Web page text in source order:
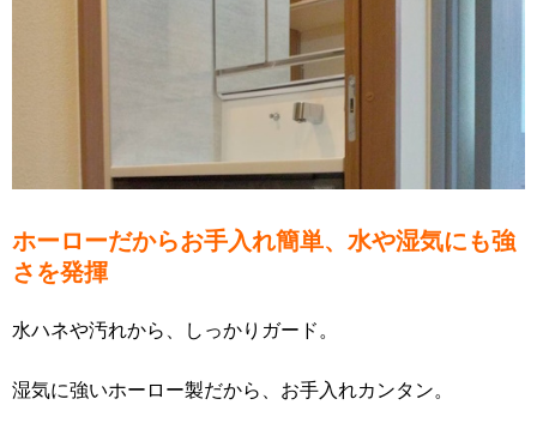
ホーローだからお手入れ簡単、水や湿気にも強
さを発揮
水ハネや汚れから、しっかりガード。
湿気に強いホーロー製だから、お手入れカンタン。